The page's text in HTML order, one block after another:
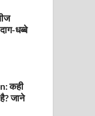
धब्बे
कही
जाने